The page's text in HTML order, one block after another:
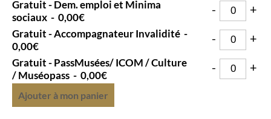
Gratuit - Dem. emploi et Minima
sociaux - 0,00€
- +
Gratuit - Accompagnateur Invalidité -
0,00€
- +
Gratuit - PassMusées/ ICOM / Culture
/ Muséopass - 0,00€
- +
Ajouter à mon panier